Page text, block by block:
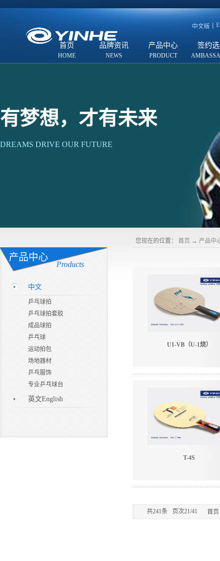
中文版
首页 品牌资讯 产品中心 签约
有梦想，才有未来
DREAMS DRIVE OUR FUTURE
产品中心
Products
中文
乒乓球拍
乒乓球拍套胶
成品球拍
乒乓球
运动拍包
场地器材
乒乓服饰
专业乒乓球台
英文English
您现在的位置： 首页 → 产品中
U1-VB（U-1烧）
T-4S
共241条 页次21/41 首页